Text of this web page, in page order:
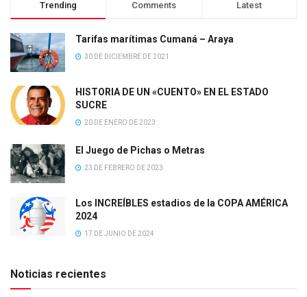
Trending Comments Latest
Tarifas marítimas Cumaná – Araya
30 DE DICIEMBRE DE 2021
HISTORIA DE UN «CUENTO» EN EL ESTADO
SUCRE
20 DE ENERO DE 2023
El Juego de Pichas o Metras
23 DE FEBRERO DE 2023
Los INCREÍBLES estadios de la COPA AMÉRICA
2024
17 DE JUNIO DE 2024
Noticias recientes